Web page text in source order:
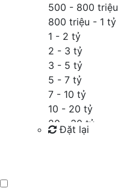
500 - 800 triệu
800 triệu - 1 tỷ
1 - 2 tỷ
2 - 3 tỷ
3 - 5 tỷ
5 - 7 tỷ
7 - 10 tỷ
10 - 20 tỷ
20 - 30 tỷ
30 - 40 tỷ
Đặt lại